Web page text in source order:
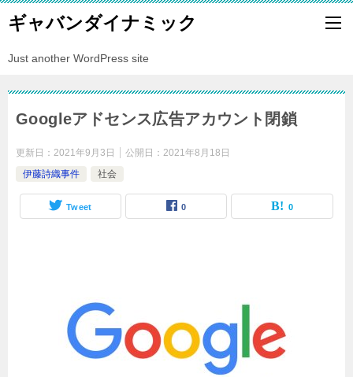
ギャバンダイナミック
Just another WordPress site
Googleアドセンス広告アカウント閉鎖
更新日： 2021年9月3日 公開日： 2021年8月18日
伊藤詩織事件
社会
Tweet 0 0